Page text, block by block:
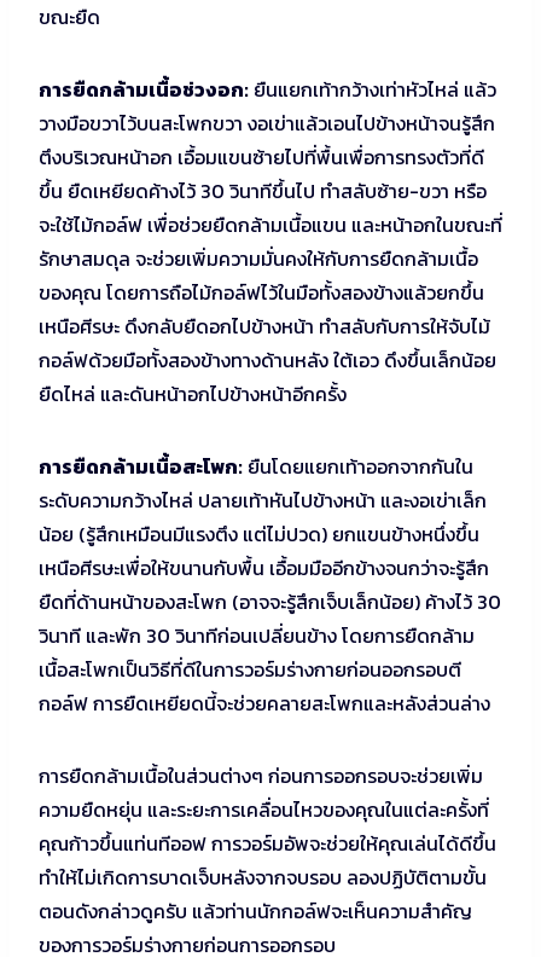
ขณะยืด
การยืดกล้ามเนื้อช่วงอก: ยืนแยกเท้ากว้างเท่าหัวไหล่ แล้ว
วางมือขวาไว้บนสะโพกขวา งอเข่าแล้วเอนไปข้างหน้าจนรู้สึก
ตึงบริเวณหน้าอก เอื้อมแขนซ้ายไปที่พื้นเพื่อการทรงตัวที่ดี
ขึ้น ยืดเหยียดค้างไว้ 30 วินาทีขึ้นไป ทำสลับซ้าย-ขวา หรือ
จะใช้ไม้กอล์ฟ เพื่อช่วยยืดกล้ามเนื้อแขน และหน้าอกในขณะที่
รักษาสมดุล จะช่วยเพิ่มความมั่นคงให้กับการยืดกล้ามเนื้อ
ของคุณ โดยการถือไม้กอล์ฟไว้ในมือทั้งสองข้างแล้วยกขึ้น
เหนือศีรษะ ดึงกลับยืดอกไปข้างหน้า ทำสลับกับการให้จับไม้
กอล์ฟด้วยมือทั้งสองข้างทางด้านหลัง ใต้เอว ดึงขึ้นเล็กน้อย
ยืดไหล่ และดันหน้าอกไปข้างหน้าอีกครั้ง
การยืดกล้ามเนื้อสะโพก: ยืนโดยแยกเท้าออกจากกันใน
ระดับความกว้างไหล่ ปลายเท้าหันไปข้างหน้า และงอเข่าเล็ก
น้อย (รู้สึกเหมือนมีแรงตึง แต่ไม่ปวด) ยกแขนข้างหนึ่งขึ้น
เหนือศีรษะเพื่อให้ขนานกับพื้น เอื้อมมืออีกข้างจนกว่าจะรู้สึก
ยืดที่ด้านหน้าของสะโพก (อาจจะรู้สึกเจ็บเล็กน้อย) ค้างไว้ 30
วินาที และพัก 30 วินาทีก่อนเปลี่ยนข้าง โดยการยืดกล้าม
เนื้อสะโพกเป็นวิธีที่ดีในการวอร์มร่างกายก่อนออกรอบตี
กอล์ฟ การยืดเหยียดนี้จะช่วยคลายสะโพกและหลังส่วนล่าง
การยืดกล้ามเนื้อในส่วนต่างๆ ก่อนการออกรอบจะช่วยเพิ่ม
ความยืดหยุ่น และระยะการเคลื่อนไหวของคุณในแต่ละครั้งที่
คุณก้าวขึ้นแท่นทีออฟ การวอร์มอัพจะช่วยให้คุณเล่นได้ดีขึ้น
ทำให้ไม่เกิดการบาดเจ็บหลังจากจบรอบ ลองปฏิบัติตามขั้น
ตอนดังกล่าวดูครับ แล้วท่านนักกอล์ฟจะเห็นความสำคัญ
ของการวอร์มร่างกายก่อนการออกรอบ